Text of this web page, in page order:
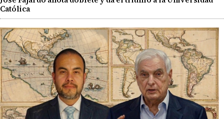
Católica